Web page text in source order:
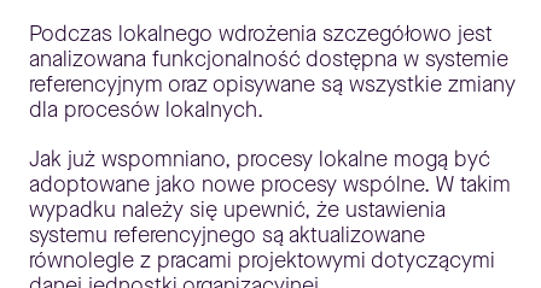
Podczas lokalnego wdrożenia szczegółowo jest
analizowana funkcjonalność dostępna w systemie
referencyjnym oraz opisywane są wszystkie zmiany
dla procesów lokalnych.
Jak już wspomniano, procesy lokalne mogą być
adoptowane jako nowe procesy wspólne. W takim
wypadku należy się upewnić, że ustawienia
systemu referencyjnego są aktualizowane
równolegle z pracami projektowymi dotyczącymi